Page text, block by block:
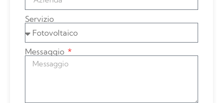
Servizio
Messaggio